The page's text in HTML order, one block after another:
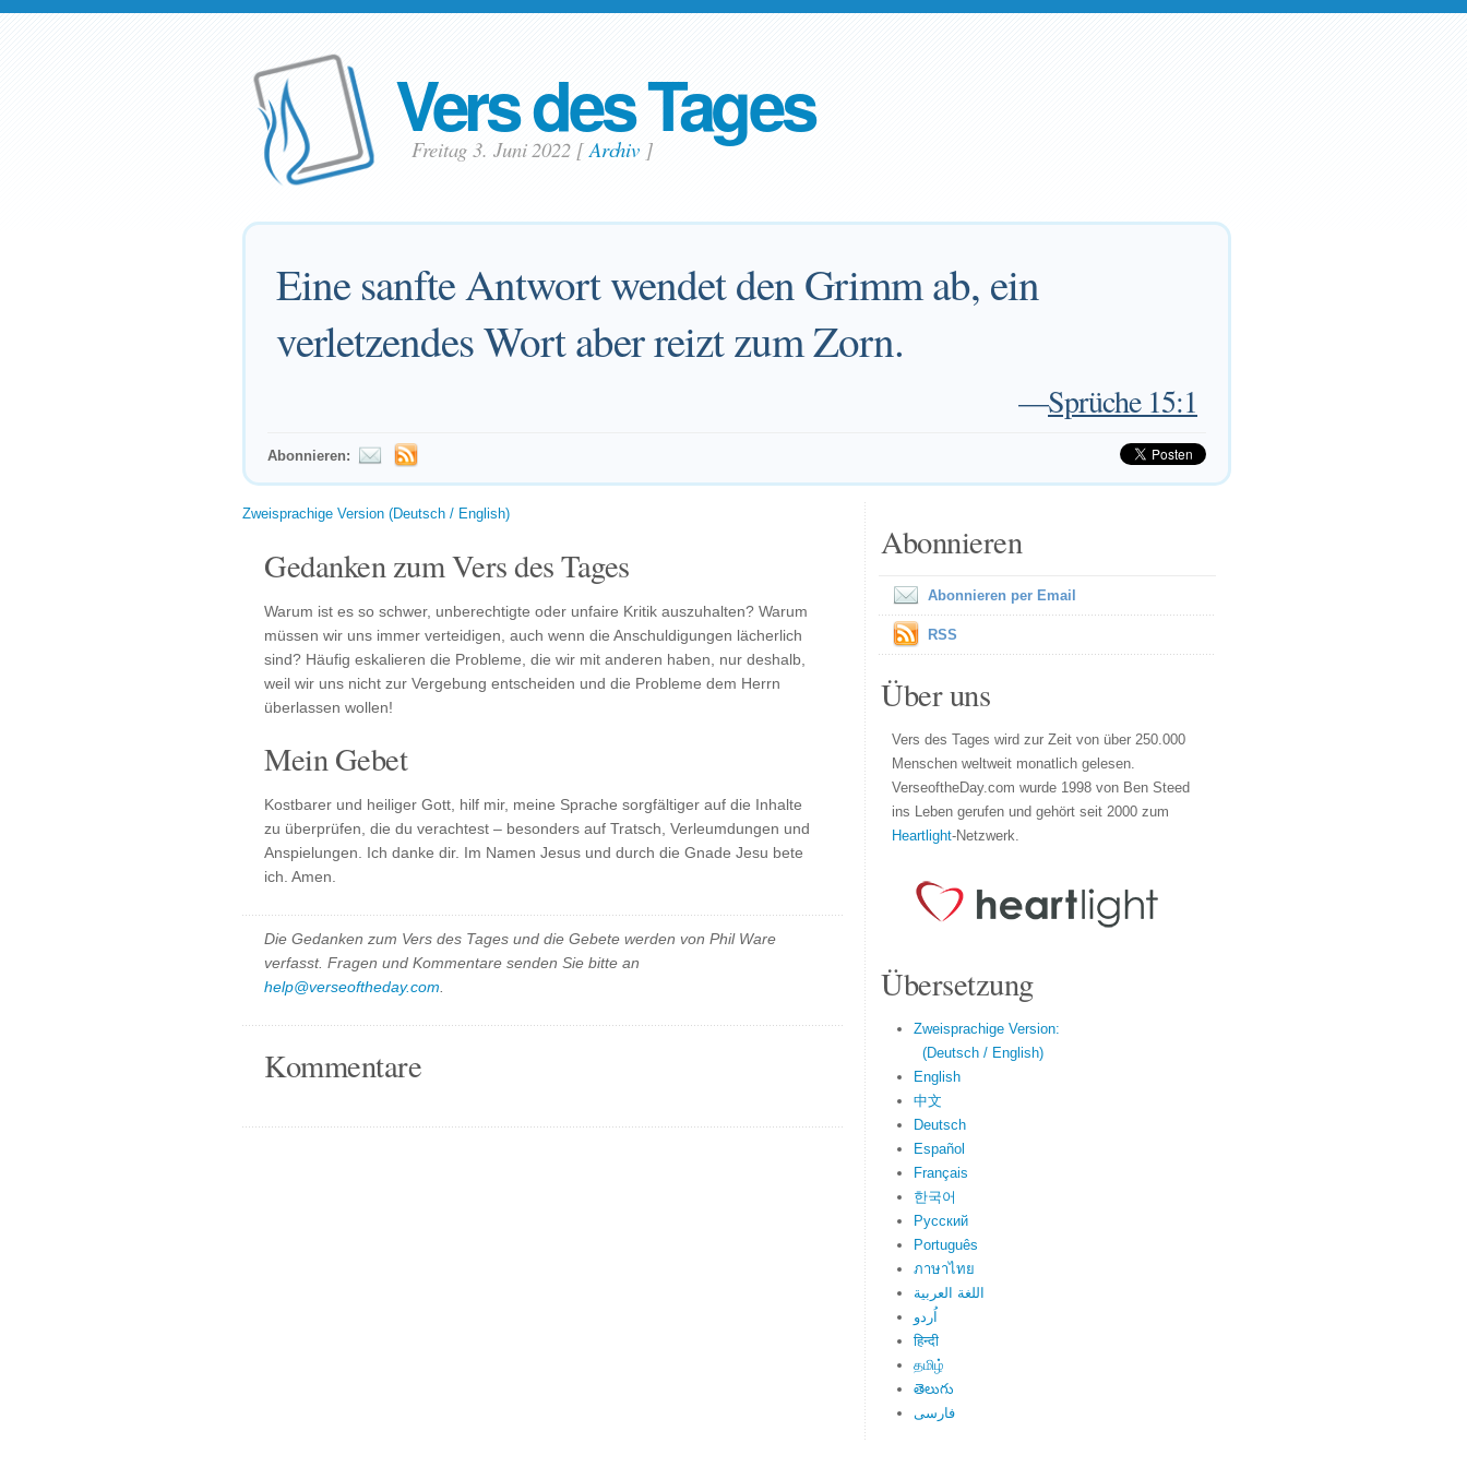
Vers des Tages
Freitag 3. Juni 2022 [Archiv ]
Eine sanfte Antwort wendet den Grimm ab, ein
verletzendes Wort aber reizt zum Zorn.
—Sprüche 15:1
Abonnieren:
Zweisprachige Version (Deutsch / English)
Gedanken zum Vers des Tages
Warum ist es so schwer, unberechtigte oder unfaire Kritik auszuhalten? Warum
müssen wir uns immer verteidigen, auch wenn die Anschuldigungen lächerlich
sind? Häufig eskalieren die Probleme, die wir mit anderen haben, nur deshalb,
weil wir uns nicht zur Vergebung entscheiden und die Probleme dem Herrn
überlassen wollen!
Mein Gebet
Kostbarer und heiliger Gott, hilf mir, meine Sprache sorgfältiger auf die Inhalte
zu überprüfen, die du verachtest – besonders auf Tratsch, Verleumdungen und
Anspielungen. Ich danke dir. Im Namen Jesus und durch die Gnade Jesu bete
ich. Amen.
Die Gedanken zum Vers des Tages und die Gebete werden von Phil Ware
verfasst. Fragen und Kommentare senden Sie bitte an
help@verseoftheday.com
Kommentare
Abonnieren
Abonnieren per Email
RSS
Über uns
Vers des Tages wird zur Zeit von über 250.000
Menschen weltweit monatlich gelesen.
VerseoftheDay.com wurde 1998 von Ben Steed
ins Leben gerufen und gehört seit 2000 zum
Heartlight-Netzwerk.
Übersetzung
Zweisprachige Version:
(Deutsch / English)
English
中文
Deutsch
Español
Français
한국어
Русский
Português
ภาษาไทย
اللغة العربية
اُردو
हिन्दी
தமிழ்
తెలుగు
فارسی